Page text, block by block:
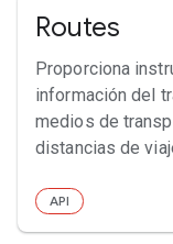
Routes
Proporciona
información del
medios de
distancias de
API